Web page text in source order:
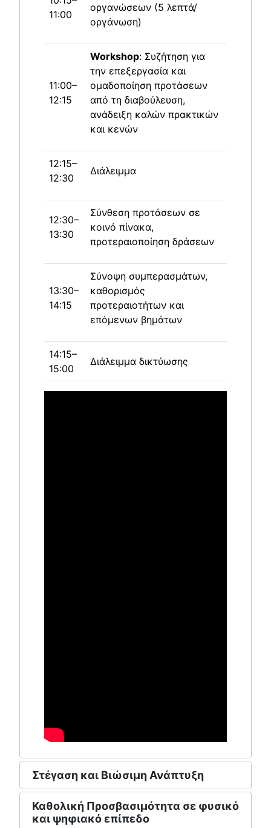
11:00
οργανώσεων (5 λεπτά/
οργάνωση)
11:00–
12:15
Workshop: Συζήτηση για
την επεξεργασία και
ομαδοποίηση προτάσεων
από τη διαβούλευση,
ανάδειξη καλών πρακτικών
και κενών
12:15–
12:30
Διάλειμμα
12:30–
13:30
Σύνθεση προτάσεων σε
κοινό πίνακα,
προτεραιοποίηση δράσεων
13:30–
14:15
Σύνοψη συμπερασμάτων,
καθορισμός
προτεραιοτήτων και
επόμενων βημάτων
14:15–
15:00
Διάλειμμα δικτύωσης
Στέγαση και Βιώσιμη Ανάπτυξη
Καθολική Προσβασιμότητα σε φυσικό
και ψηφιακό επίπεδο